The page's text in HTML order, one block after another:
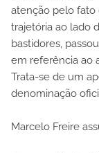
atenção pelo fato
trajetória ao lado
bastidores,
em referência ao
Trata-se de um
denominação
Marcelo Freire